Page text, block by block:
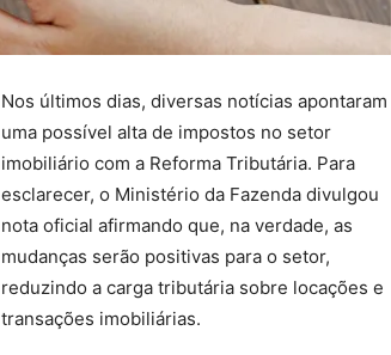
Nos últimos dias, diversas notícias apontaram
uma possível alta de impostos no setor
imobiliário com a Reforma Tributária. Para
esclarecer, o Ministério da Fazenda divulgou
nota oficial afirmando que, na verdade, as
mudanças serão positivas para o setor,
reduzindo a carga tributária sobre locações e
transações imobiliárias.